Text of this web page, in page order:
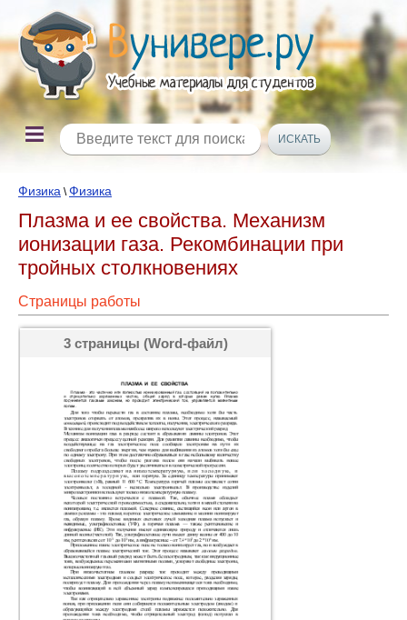
Физика \Физика
Плазма и ее свойства. Механизм
ионизации газа. Рекомбинации при
тройных столкновениях
Страницы работы
3 страницы (Word-файл)